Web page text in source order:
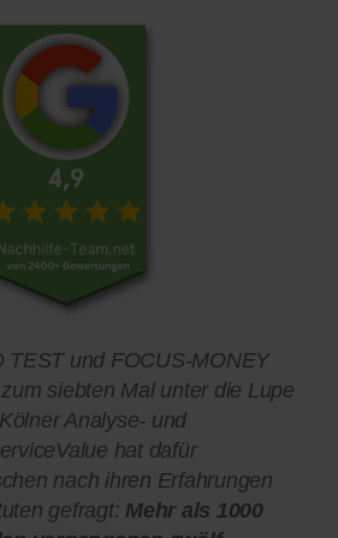
TEST und FOCUS-MONEY
siebten Mal unter die Lupe
Analyse- und
hat dafür
nach ihren Erfahrungen
gefragt: Mehr als 1000